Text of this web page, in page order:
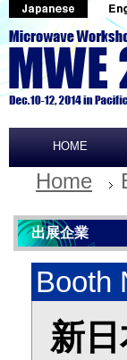
HOME
Home
出展企業
Booth
新